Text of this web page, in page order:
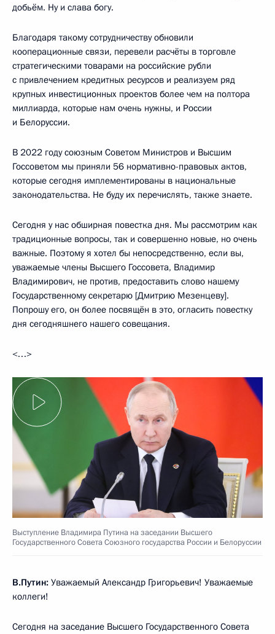
добьём. Ну и слава богу.
Благодаря такому сотрудничеству обновили
кооперационные связи, перевели расчёты в торговле
стратегическими товарами на российские рубли
с привлечением кредитных ресурсов и реализуем ряд
крупных инвестиционных проектов более чем на полтора
миллиарда, которые нам очень нужны, и России
и Белоруссии.
В 2022 году союзным Советом Министров и Высшим
Госсоветом мы приняли 56 нормативно-правовых актов,
которые сегодня имплементированы в национальные
законодательства. Не буду их перечислять, также знаете.
Сегодня у нас обширная повестка дня. Мы рассмотрим как
традиционные вопросы, так и совершенно новые, но очень
важные. Поэтому я хотел бы непосредственно, если вы,
уважаемые члены Высшего Госсовета, Владимир
Владимирович, не против, предоставить слово нашему
Государственному секретарю [Дмитрию Мезенцеву].
Попрошу его, он более посвящён в это, огласить повестку
дня сегодняшнего нашего совещания.
<…>
Выступление Владимира Путина на заседании Высшего
Государственного Совета Союзного государства России и Белоруссии
В.Путин: Уважаемый Александр Григорьевич! Уважаемые
коллеги!
Сегодня на заседание Высшего Государственного Совета